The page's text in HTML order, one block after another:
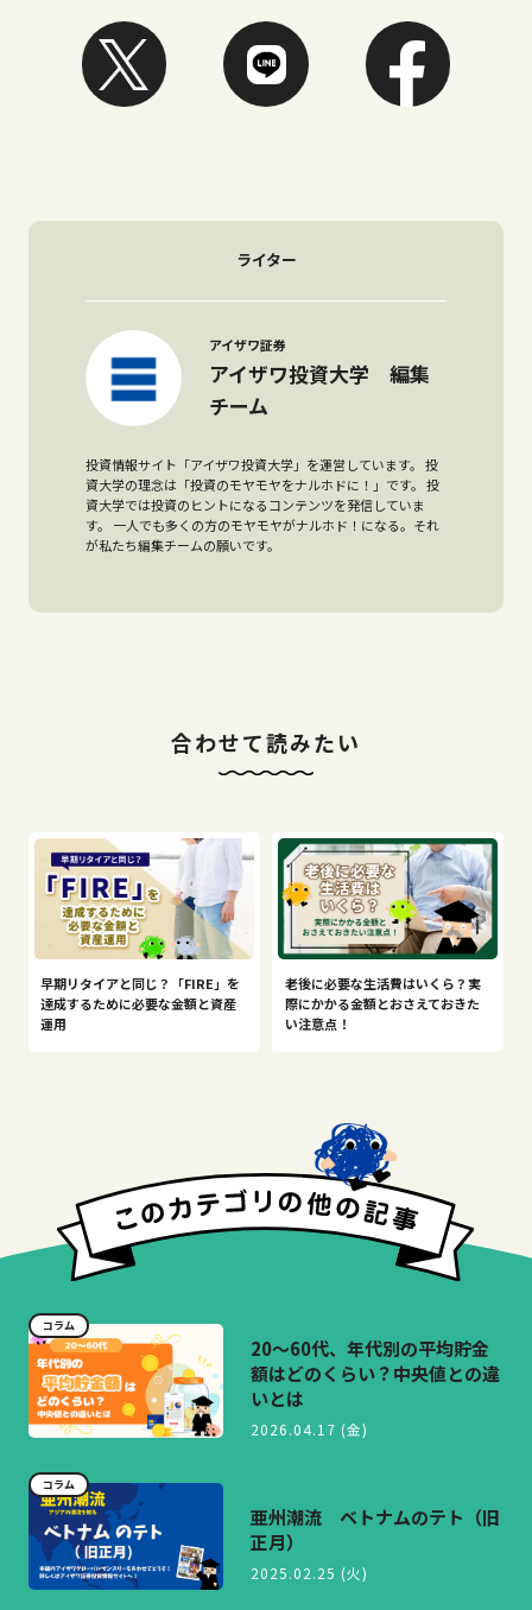
ライター
アイザワ証券
アイザワ投資大学 編集
チーム
投資情報サイト「アイザワ投資大学」を運営しています。 投
資大学の理念は「投資のモヤモヤをナルホドに！」です。 投
資大学では投資のヒントになるコンテンツを発信していま
す。 一人でも多くの方のモヤモヤがナルホド！になる。それ
が私たち編集チームの願いです。
合わせて読みたい
早期リタイアと同じ？「FIRE」を
達成するために必要な金額と資産
運用
老後に必要な生活費はいくら？実
際にかかる金額とおさえておきた
い注意点！
コラム
20～60代、年代別の平均貯金
額はどのくらい？中央値との違
いとは
2026.04.17 (金)
コラム
亜州潮流 ベトナムのテト（旧
正月）
2025.02.25 (火)